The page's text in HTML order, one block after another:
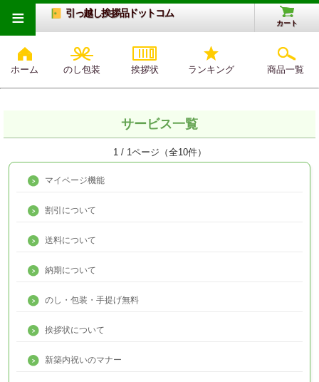
引っ越し挨拶品ドットコム
カート
ホーム のし包装 挨拶状 ランキング 商品一覧
≡
サービス一覧
1 / 1ページ（全10件）
マイページ機能
割引について
送料について
納期について
のし・包装・手提げ無料
挨拶状について
新築内祝いのマナー